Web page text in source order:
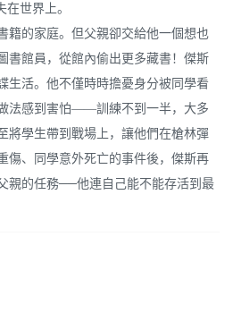
世界上。
籍的家庭。但父親卻交給他一個想也
書館員，從館內偷出更多藏書！傑斯
生活。他不僅時時擔憂身分被同學看
法感到害怕――訓練不到一半，大多
將學生帶到戰場上，讓他們在槍林彈
傷、同學意外死亡的事件後，傑斯再
親的任務──他連自己能不能存活到最